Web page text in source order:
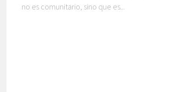
no es comunitario, sino que es...